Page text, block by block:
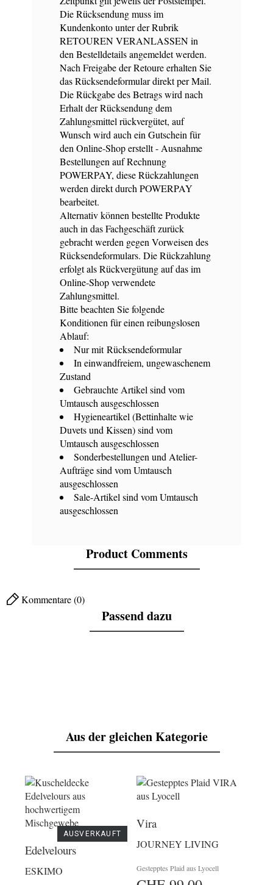
Die Rücksendung muss im
Kundenkonto unter der Rubrik
RETOUREN VERANLASSEN in
den Bestelldetails angemeldet werden.
Nach Freigabe der Retoure erhalten Sie
das Rücksendeformular direkt per Mail.
Die Rückgabe des Betrags wird nach
Erhalt der Rücksendung dem
Zahlungsmittel rückvergütet, auf
Wunsch wird auch ein Gutschein für
den Online-Shop erstellt - Ausnahme
Bestellungen auf Rechnung
POWERPAY, diese Rückzahlungen
werden direkt durch POWERPAY
bearbeitet.
Alternativ können bestellte Produkte
auch in das Fachgeschäft zurück
gebracht werden gegen Vorweisen des
Rücksendeformulars. Die Rückzahlung
erfolgt als Rückvergütung auf das im
Online-Shop verwendete
Zahlungsmittel.
Bitte beachten Sie folgende
Konditionen für einen reibungslosen
Ablauf:
Nur mit Rücksendeformular
In einwandfreiem, ungewaschenem
Zustand
Gebrauchte Artikel sind vom
Umtausch ausgeschlossen
Hygieneartikel (Bettinhalte wie
Duvets und Kissen) sind vom
Umtausch ausgeschlossen
Sonderbestellungen und Atelier-
Aufträge sind vom Umtausch
ausgeschlossen
Sale-Artikel sind vom Umtausch
ausgeschlossen
Product Comments
Kommentare (0)
Passend dazu
Aus der gleichen Kategorie
Edelvelours
ESKIMO
Vira
JOURNEY LIVING
Gestepptes Plaid aus Lyocell
AUSVERKAUFT